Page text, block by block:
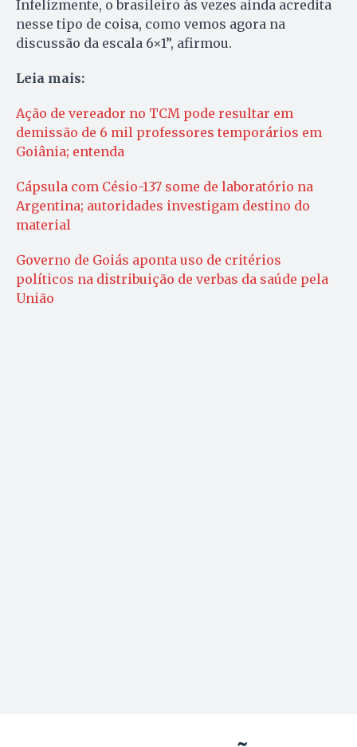
Infelizmente, o brasileiro às vezes ainda acredita
nesse tipo de coisa, como vemos agora na
discussão da escala 6×1”, afirmou.
Leia mais:
Ação de vereador no TCM pode resultar em
demissão de 6 mil professores temporários em
Goiânia; entenda
Cápsula com Césio-137 some de laboratório na
Argentina; autoridades investigam destino do
material
Governo de Goiás aponta uso de critérios
políticos na distribuição de verbas da saúde pela
União